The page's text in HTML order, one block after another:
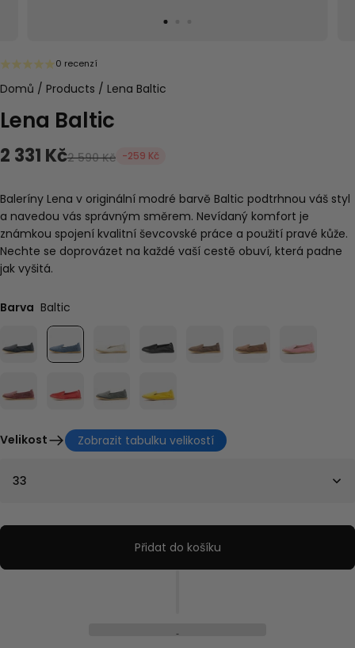
0 recenzí
Domů / Products / Lena Baltic
Lena Baltic
2 331 Kč2 590 Kč -259 Kč
Baleríny Lena v originální modré barvě Baltic podtrhnou váš styl
a navedou vás správným směrem. Nevídaný komfort je
známkou spojení kvalitní ševcovské práce a použití pravé kůže.
Nechte se doprovázet na každé vaší cestě obuví, která padne
jak vyšitá.
Barva Baltic
Velikost Zobrazit tabulku velikostí
33
Přidat do košíku